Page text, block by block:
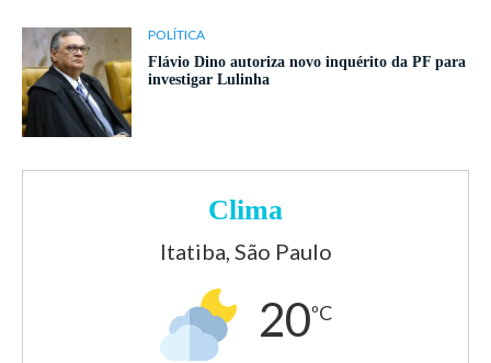
POLÍTICA
Flávio Dino autoriza novo inquérito da PF para
investigar Lulinha
Clima
Itatiba, São Paulo
20ºC